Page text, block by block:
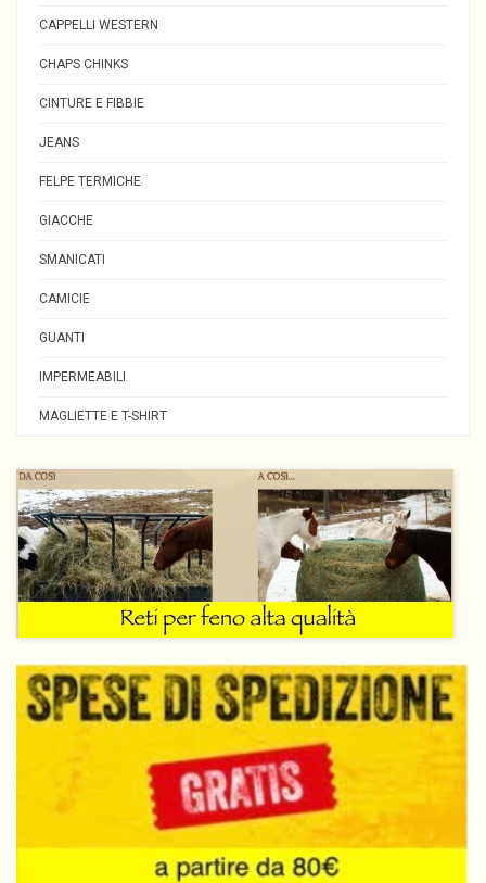
CAPPELLI WESTERN
CHAPS CHINKS
CINTURE E FIBBIE
JEANS
FELPE TERMICHE
GIACCHE
SMANICATI
CAMICIE
GUANTI
IMPERMEABILI
MAGLIETTE E T-SHIRT